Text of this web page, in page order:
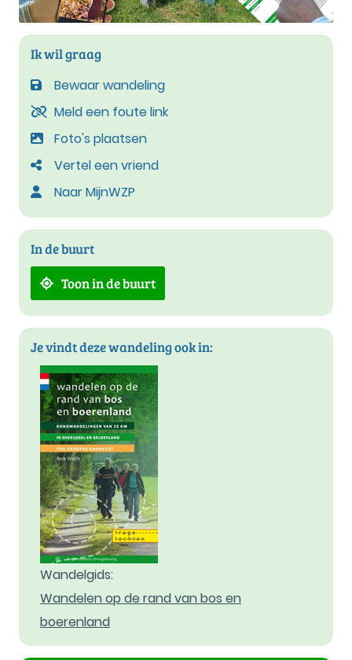
Ik wil graag
Bewaar wandeling
Meld een foute link
Foto's plaatsen
Vertel een vriend
Naar MijnWZP
In de buurt
Toon in de buurt
Je vindt deze wandeling ook in:
Wandelgids:
Wandelen op de rand van bos en
boerenland